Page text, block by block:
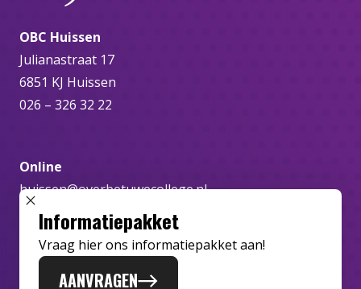
OBC Huissen
Julianastraat 17
6851 KJ Huissen
026 – 326 32 22
Online
huissen@overbetuwecollege.nl
SLUIT POPUP
Informatiepakket
Vraag hier ons informatiepakket aan!
AANVRAGEN